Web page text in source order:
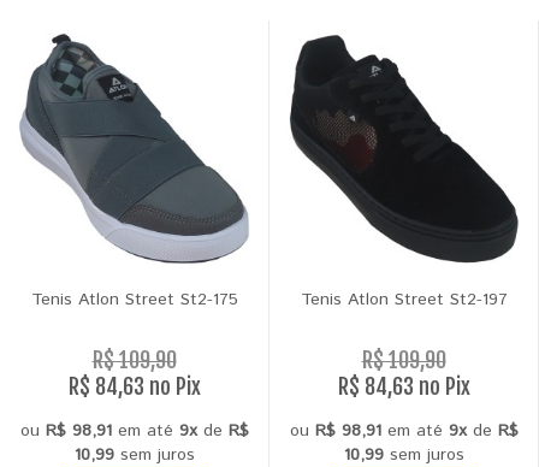
Tenis Atlon Street St2-175
R$ 109,90
R$ 84,63 no Pix
ou R$ 98,91em até 9xde R$
10,99sem juros
Tenis Atlon Street St2-197
R$ 109,90
R$ 84,63 no Pix
ou R$ 98,91em até 9xde R$
10,99sem juros